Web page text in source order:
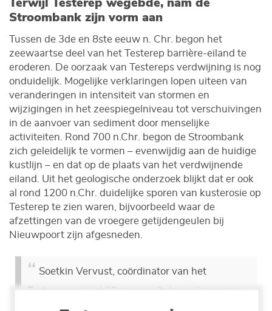
Stroombank zijn vorm aan
Tussen de 3de en 8ste eeuw n. Chr. begon het
zeewaartse deel van het Testerep barrière-eiland te
eroderen. De oorzaak van Testereps verdwijning is nog
onduidelijk. Mogelijke verklaringen lopen uiteen van
veranderingen in intensiteit van stormen en
wijzigingen in het zeespiegelniveau tot verschuivingen
in de aanvoer van sediment door menselijke
activiteiten. Rond 700 n.Chr. begon de Stroombank
zich geleidelijk te vormen – evenwijdig aan de huidige
kustlijn – en dat op de plaats van het verdwijnende
eiland. Uit het geologische onderzoek blijkt dat er ook
al rond 1200 n.Chr. duidelijke sporen van kusterosie op
Testerep te zien waren, bijvoorbeeld waar de
afzettingen van de vroegere getijdengeulen bij
Nieuwpoort zijn afgesneden.
Soetkin Vervust, coördinator van het
Testerep-project:“Onze resultaten wijzen erop